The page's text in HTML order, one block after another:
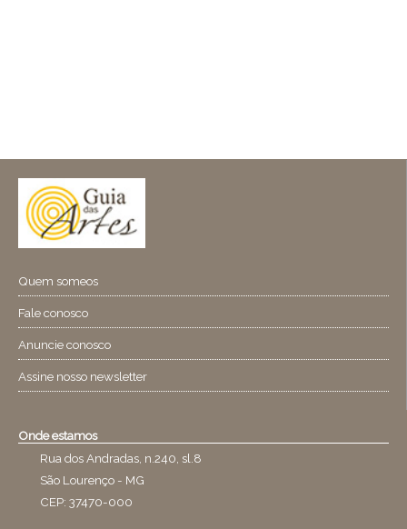
Quem someos
Fale conosco
Anuncie conosco
Assine nosso newsletter
Onde estamos
Rua dos Andradas, n.240, sl.8
São Lourenço - MG
CEP: 37470-000